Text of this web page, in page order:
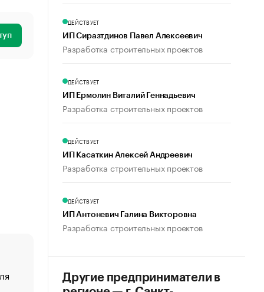
«От спорта тело стареет иначе». Как живет глава
создавшей GTA
ДЕЙСТВУЕТ
ИП Сиразтдинов Павел Алексеевич
Разработка строительных проектов
ДЕЙСТВУЕТ
ИП Ермолин Виталий Геннадьевич
Разработка строительных проектов
ДЕЙСТВУЕТ
ИП Касаткин Алексей Андреевич
Разработка строительных проектов
ДЕЙСТВУЕТ
ИП Антоневич Галина Викторовна
Разработка строительных проектов
Другие предприниматели в